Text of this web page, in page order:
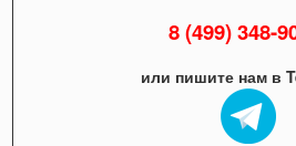
8 (499) 348-
или пишите нам в